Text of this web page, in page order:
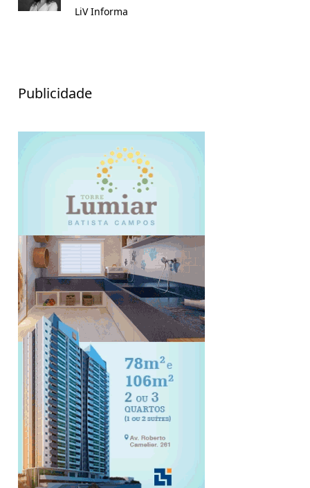
LiV Informa
Publicidade